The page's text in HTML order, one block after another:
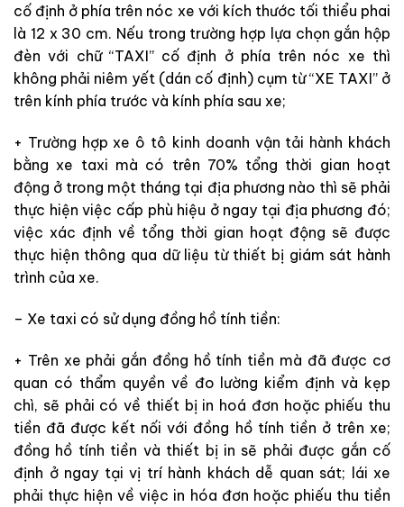
cố định ở phía trên nóc xe với kích thước tối thiểu phai
là 12 x 30 cm. Nếu trong trường hợp lựa chọn gắn hộp
đèn với chữ “TAXI” cố định ở phía trên nóc xe thì
không phải niêm yết (dán cố định) cụm từ “XE TAXI” ở
trên kính phía trước và kính phía sau xe;
+ Trường hợp xe ô tô kinh doanh vận tải hành khách
bằng xe taxi mà có trên 70% tổng thời gian hoạt
động ở trong một tháng tại địa phương nào thì sẽ phải
thực hiện việc cấp phù hiệu ở ngay tại địa phương đó;
việc xác định về tổng thời gian hoạt động sẽ được
thực hiện thông qua dữ liệu từ thiết bị giám sát hành
trình của xe.
– Xe taxi có sử dụng đồng hồ tính tiền:
+ Trên xe phải gắn đồng hồ tính tiền mà đã được cơ
quan có thẩm quyền về đo lường kiểm định và kẹp
chì, sẽ phải có về thiết bị in hoá đơn hoặc phiếu thu
tiền đã được kết nối với đồng hồ tính tiền ở trên xe;
đồng hồ tính tiền và thiết bị in sẽ phải được gắn cố
định ở ngay tại vị trí hành khách dễ quan sát; lái xe
phải thực hiện về việc in hóa đơn hoặc phiếu thu tiền